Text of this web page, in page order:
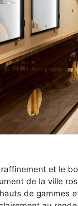
et le
de la ville
de gammes